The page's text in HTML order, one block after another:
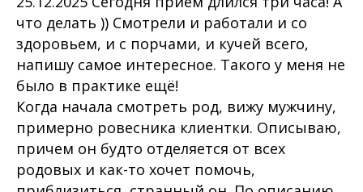
что делать )) Смотрели и работали и со
здоровьем, и с порчами, и кучей всего,
напишу самое интересное. Такого у меня не
было в практике ещё!
Когда начала смотреть род, вижу мужчину,
примерно ровесника клиентки. Описываю,
причем он будто отделяется от всех
родовых и как-то хочет помочь,